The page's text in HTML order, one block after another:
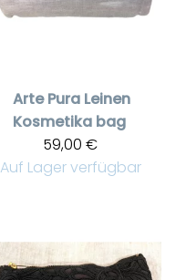
Arte Pura Leinen
Kosmetika bag
59,00 €
Auf Lager verfügbar